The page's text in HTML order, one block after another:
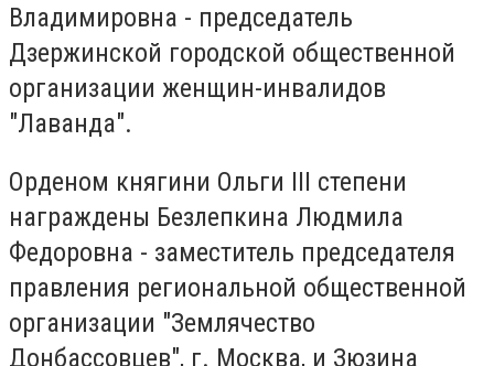
Владимировна - председатель
Дзержинской городской общественной
организации женщин-инвалидов
"Лаванда".
Орденом княгини Ольги III степени
награждены Безлепкина Людмила
Федоровна - заместитель председателя
правления региональной общественной
организации "Землячество
Донбассовцев", г. Москва, и Зюзина